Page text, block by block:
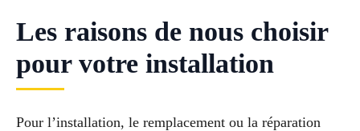
Les raisons de nous choisir
pour votre installation
Pour l’installation, le remplacement ou la réparation